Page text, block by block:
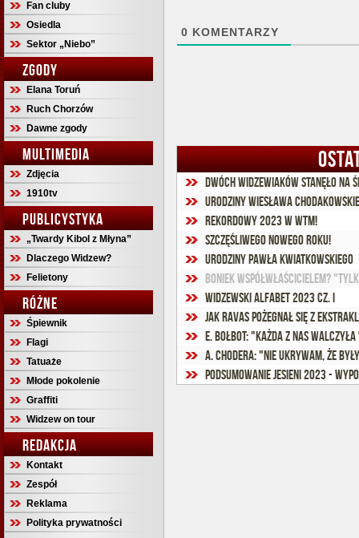
Fan cluby
Osiedla
Sektor „Niebo”
ZGODY
Elana Toruń
Ruch Chorzów
Dawne zgody
MULTIMEDIA
Zdjęcia
1910tv
PUBLICYSTYKA
„Twardy Kibol z Młyna”
Dlaczego Widzew?
Felietony
RÓŻNE
Śpiewnik
Flagi
Tatuaże
Młode pokolenie
Graffiti
Widzew on tour
REDAKCJA
Kontakt
Zespół
Reklama
Polityka prywatności
0 KOMENTARZY
Dwóch widzewiaków stanęło na
Urodziny Wiesława
Rekordowy 2023 w WTM!
Szczęśliwego Nowego Roku!
Urodziny Pawła Kwiatkowskiego
Boniek współwłaścicielem?
Widzewski Alfabet 2023 cz. I
Jak Ravas pożegnał się z
E. Bołbot: "Każda z nas
A. Chodera: "Nie ukrywam, że
Podsumowanie jesieni 2023 -